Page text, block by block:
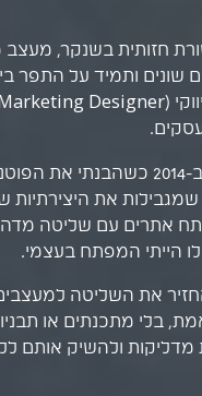
חזותית בשנקר, מעצב
התאהבתי בוובפלואו ב-2014
את היצירתיות
אתרים עם שליטה
הייתי המפתח בעצמי.
את השליטה
בלי מתכנתים או
מדליקות ולהשיק אותם